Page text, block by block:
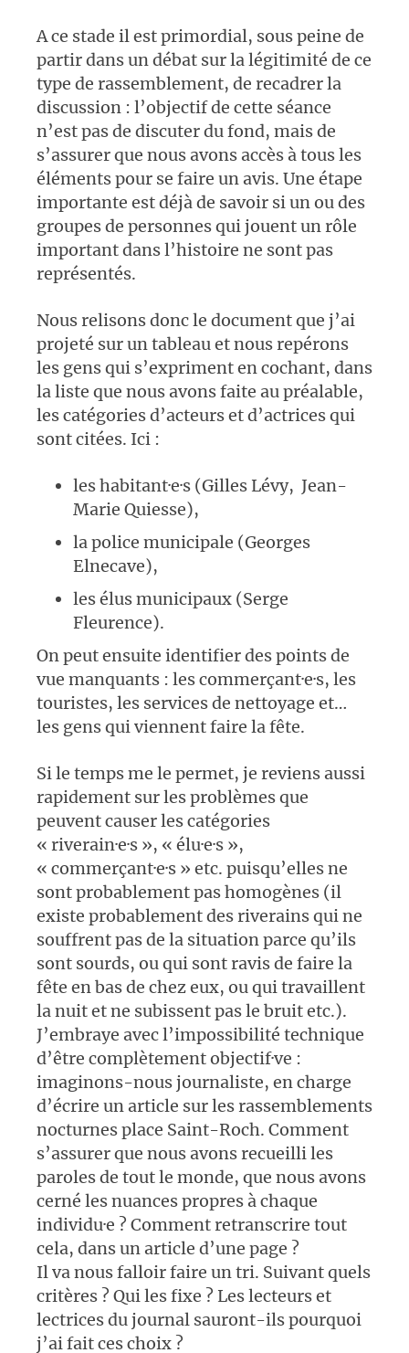
A ce stade il est primordial, sous peine de
partir dans un débat sur la légitimité de ce
type de rassemblement, de recadrer la
discussion : l’objectif de cette séance
n’est pas de discuter du fond, mais de
s’assurer que nous avons accès à tous les
éléments pour se faire un avis. Une étape
importante est déjà de savoir si un ou des
groupes de personnes qui jouent un rôle
important dans l’histoire ne sont pas
représentés.
Nous relisons donc le document que j’ai
projeté sur un tableau et nous repérons
les gens qui s’expriment en cochant, dans
la liste que nous avons faite au préalable,
les catégories d’acteurs et d’actrices qui
sont citées. Ici :
les habitant·e·s (Gilles Lévy, Jean-
Marie Quiesse),
la police municipale (Georges
Elnecave),
les élus municipaux (Serge
Fleurence).
On peut ensuite identifier des points de
vue manquants : les commerçant·e·s, les
touristes, les services de nettoyage et…
les gens qui viennent faire la fête.
Si le temps me le permet, je reviens aussi
rapidement sur les problèmes que
peuvent causer les catégories
« riverain·e·s », « élu·e·s »,
« commerçant·e·s » etc. puisqu’elles ne
sont probablement pas homogènes (il
existe probablement des riverains qui ne
souffrent pas de la situation parce qu’ils
sont sourds, ou qui sont ravis de faire la
fête en bas de chez eux, ou qui travaillent
la nuit et ne subissent pas le bruit etc.).
J’embraye avec l’impossibilité technique
d’être complètement objectif·ve :
imaginons-nous journaliste, en charge
d’écrire un article sur les rassemblements
nocturnes place Saint-Roch. Comment
s’assurer que nous avons recueilli les
paroles de tout le monde, que nous avons
cerné les nuances propres à chaque
individu·e ? Comment retranscrire tout
cela, dans un article d’une page ?
Il va nous falloir faire un tri. Suivant quels
critères ? Qui les fixe ? Les lecteurs et
lectrices du journal sauront-ils pourquoi
j’ai fait ces choix ?